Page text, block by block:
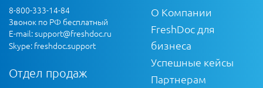
8-800-333-14-84
Звонок по РФ бесплатный
E-mail:support@freshdoc.ru
Skype: freshdoc.support
Отдел продаж
О Компании
FreshDoc для
бизнеса
Успешные кейсы
Партнерам